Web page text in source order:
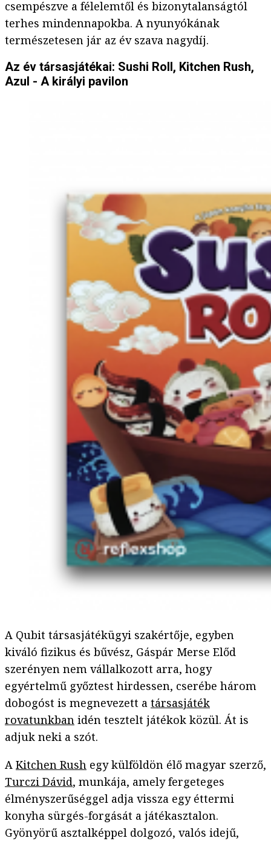
csempészve a félelemtől és bizonytalanságtól
terhes mindennapokba. A nyunyókának
természetesen jár az év szava nagydíj.
Az év társasjátékai: Sushi Roll, Kitchen Rush,
Azul - A királyi pavilon
A Qubit társasjátékügyi szakértője, egyben
kiváló fizikus és bűvész, Gáspár Merse Előd
szerényen nem vállalkozott arra, hogy
egyértelmű győztest hirdessen, cserébe három
dobogóst is megnevezett a társasjáték
rovatunkban idén tesztelt játékok közül. Át is
adjuk neki a szót.
A Kitchen Rush egy külföldön élő magyar szerző,
Turczi Dávid, munkája, amely fergeteges
élményszerűséggel adja vissza egy éttermi
konyha sürgés-forgását a játékasztalon.
Gyönyörű asztalképpel dolgozó, valós idejű,